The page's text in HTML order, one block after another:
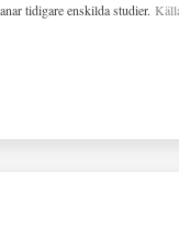
tidigare enskilda studier.